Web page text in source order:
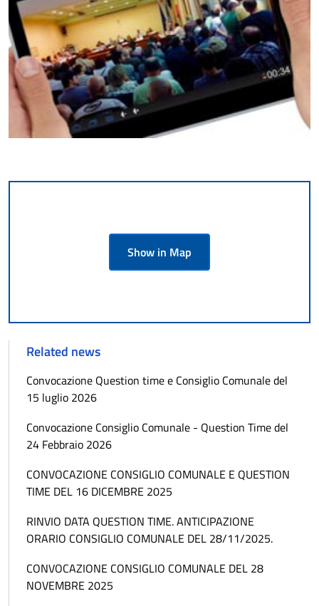
Show in Map
Related news
Convocazione Question time e Consiglio Comunale del
15 luglio 2026
Convocazione Consiglio Comunale - Question Time del
24 Febbraio 2026
CONVOCAZIONE CONSIGLIO COMUNALE E QUESTION
TIME DEL 16 DICEMBRE 2025
RINVIO DATA QUESTION TIME. ANTICIPAZIONE
ORARIO CONSIGLIO COMUNALE DEL 28/11/2025.
CONVOCAZIONE CONSIGLIO COMUNALE DEL 28
NOVEMBRE 2025